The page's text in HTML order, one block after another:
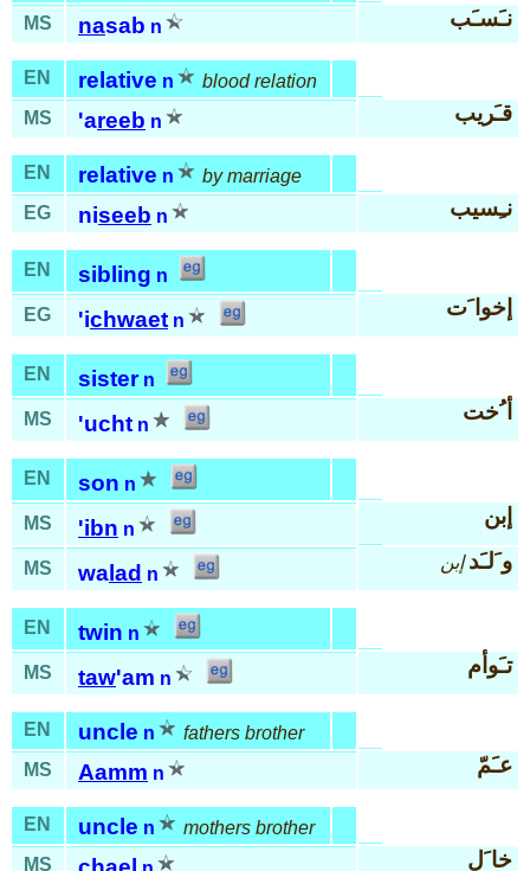
MS
nasab n نـَسـَب
EN relative n
blood relation
MS
'areeb n قـَريب
EN relative n
by marriage
EG
niseeb n نـِسيب
EN sibling n
EG
'ichwaet n
إخوا َت
EN sister n
MS
'ucht n
أ ُخت
EN son n
MS
'ibn n
إبن
MS wa lad n
و َلـَد إبن
EN twin n
MS
taw'am n
تـَوأم
EN uncle n
fathers brother
MS
Aamm n عـَمّ
EN uncle n
mothers brother
MS
خا َل